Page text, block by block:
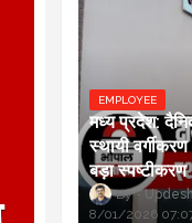
EMPLOYEE
मध्य प्रदेश:
स्थायी
बड़ा स्पष्टीकरण
8/01/2026